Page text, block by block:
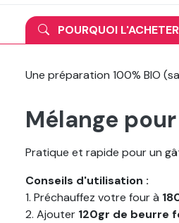
POURQUOI L'ACHETER
Une préparation 100% BIO
Mélange
Pratique et rapide pour un
Conseils d'utilisation :
1. Préchauffez votre four à
2. Ajouter 120gr de beurre